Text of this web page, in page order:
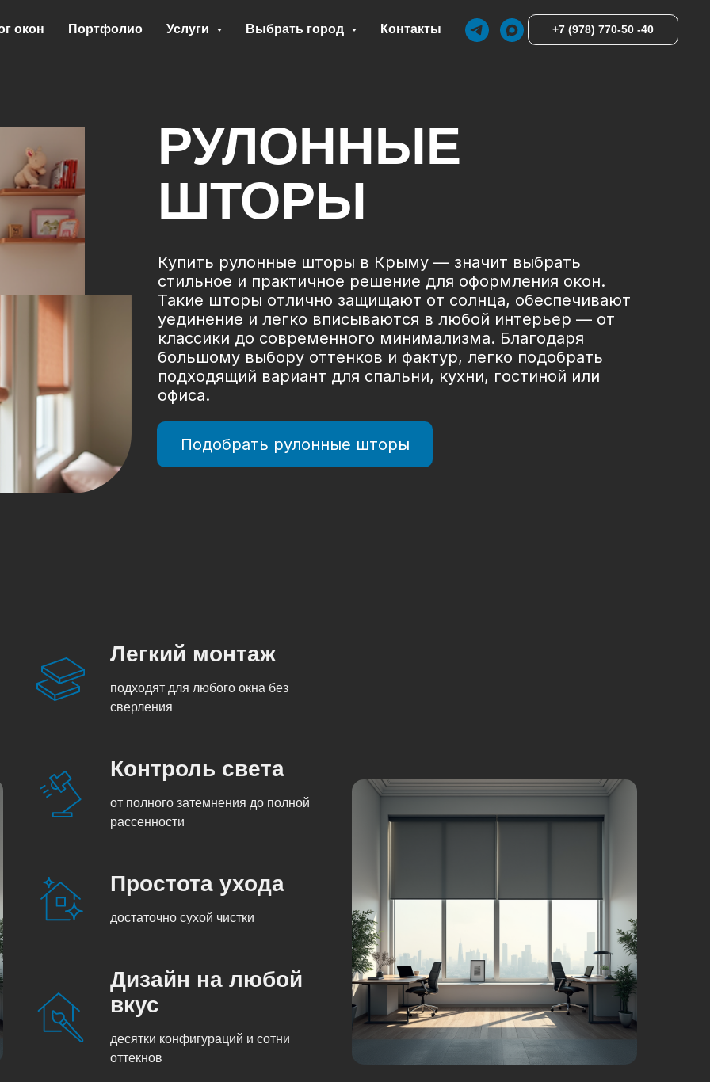
окон Портфолио Услуги Выбрать город Контакты +7 (978) 770-50 -40
РУЛОННЫЕ
ШТОРЫ
Купить рулонные шторы в Крыму — значит выбрать
стильное и практичное решение для оформления окон.
Такие шторы отлично защищают от солнца, обеспечивают
уединение и легко вписываются в любой интерьер — от
классики до современного минимализма. Благодаря
большому выбору оттенков и фактур, легко подобрать
подходящий вариант для спальни, кухни, гостиной или
офиса.
Подобрать рулонные шторы
Легкий монтаж
подходят для любого окна без
сверления
Контроль света
от полного затемнения до полной
рассенности
Простота ухода
достаточно сухой чистки
Дизайн на любой
вкус
десятки конфигураций и сотни
оттекнов